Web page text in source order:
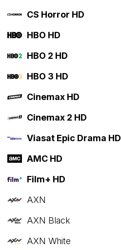
CS Horror HD
HBO HD
HBO 2 HD
HBO 3 HD
Cinemax HD
Cinemax 2 HD
Viasat Epic Drama HD
AMC HD
Film+ HD
AXN
AXN Black
AXN White